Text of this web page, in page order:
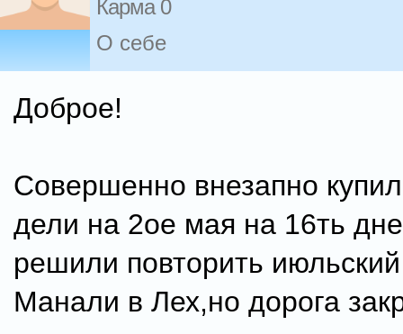
Карма 0
О себе
Доброе!
Совершенно внезапно
дели на 2ое мая на 16ть
решили повторить июльский
Манали в Лех,но дорога